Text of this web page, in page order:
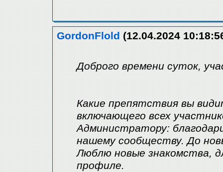
GordonFlold (12.04.2024
Доброго времени суток,
Какие препятствия вы
включающего всех
Администратору:
нашему сообществу. До
Люблю новые знакомства,
профиле.